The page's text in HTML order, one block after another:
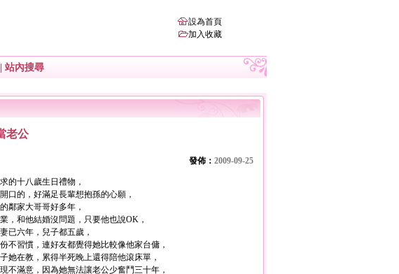
設為首頁
加入收藏
站內搜尋
老公
發佈： 2009-09-25
的十八歲生日禮物，
口的，好滿足長輩想抱孫的心願，
鄰家大哥哥好多年，
，和他結婚沒問題，只要他也說OK，
已六年，兒子都五歲，
不習慣，連好友都覺得她比較像他家台傭，
她在教，累得半死晚上還得陪他滾床單，
不滿意，因為她無法讓老公少奮鬥三十年，